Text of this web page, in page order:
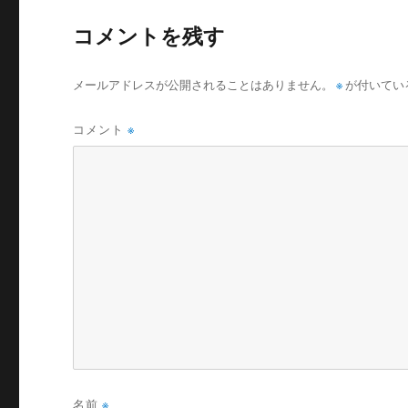
コメントを残す
メールアドレスが公開されることはありません。 ※ が付いて
コメント※
名前※